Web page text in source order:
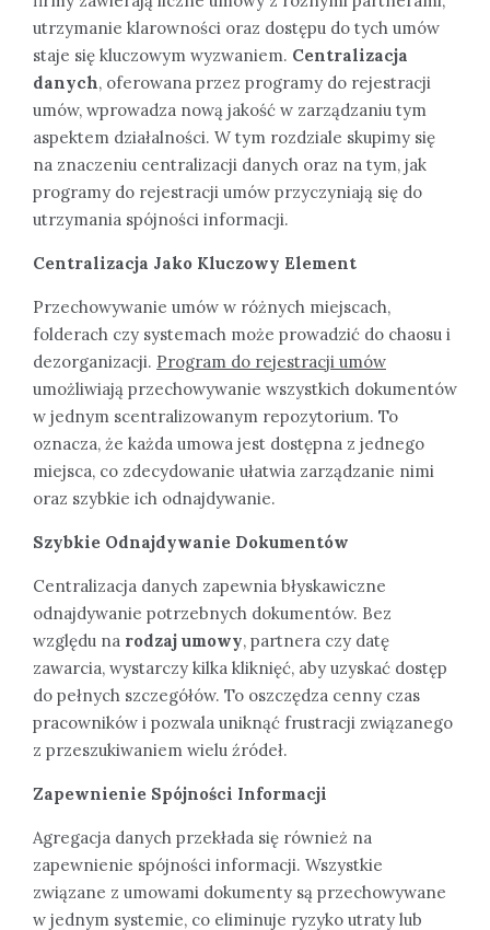
utrzymanie klarowności oraz dostępu do tych umów
staje się kluczowym wyzwaniem. Centralizacja
danych, oferowana przez programy do rejestracji
umów, wprowadza nową jakość w zarządzaniu tym
aspektem działalności. W tym rozdziale skupimy się
na znaczeniu centralizacji danych oraz na tym, jak
programy do rejestracji umów przyczyniają się do
utrzymania spójności informacji.
Centralizacja Jako Kluczowy Element
Przechowywanie umów w różnych miejscach,
folderach czy systemach może prowadzić do chaosu i
dezorganizacji. Program do rejestracji umów
umożliwiają przechowywanie wszystkich dokumentów
w jednym scentralizowanym repozytorium. To
oznacza, że każda umowa jest dostępna z jednego
miejsca, co zdecydowanie ułatwia zarządzanie nimi
oraz szybkie ich odnajdywanie.
Szybkie Odnajdywanie Dokumentów
Centralizacja danych zapewnia błyskawiczne
odnajdywanie potrzebnych dokumentów. Bez
względu na rodzaj umowy, partnera czy datę
zawarcia, wystarczy kilka kliknięć, aby uzyskać dostęp
do pełnych szczegółów. To oszczędza cenny czas
pracowników i pozwala uniknąć frustracji związanego
z przeszukiwaniem wielu źródeł.
Zapewnienie Spójności Informacji
Agregacja danych przekłada się również na
zapewnienie spójności informacji. Wszystkie
związane z umowami dokumenty są przechowywane
w jednym systemie, co eliminuje ryzyko utraty lub